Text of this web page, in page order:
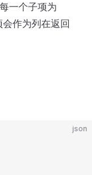
一个子项为
作为列在返回
json